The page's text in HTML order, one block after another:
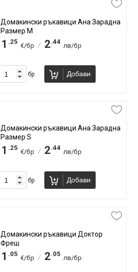
Домакински ръкавици Ана Зарадна
Размер M
1 .25
€/бр / 2.44
лв/бр
бр Добави
Домакински ръкавици Ана Зарадна
Размер S
1 .25
€/бр / 2.44
лв/бр
бр Добави
Домакински ръкавици Доктор
Фреш
1 .05
€/бр / 2.05
лв/бр